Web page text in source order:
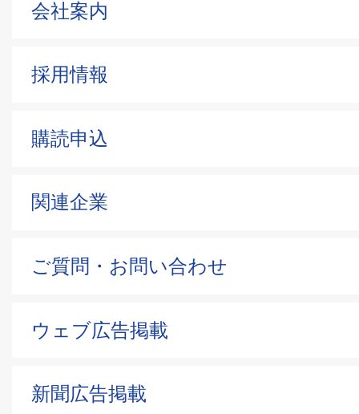
会社案内
採用情報
購読申込
関連企業
ご質問・お問い合わせ
ウェブ広告掲載
新聞広告掲載